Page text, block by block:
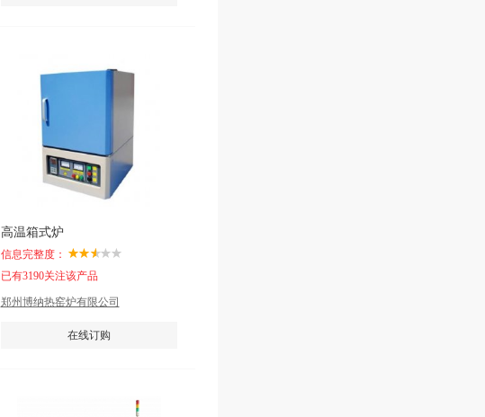
高温箱式炉
信息完整度：
已有3190关注该产品
郑州博纳热窑炉有限公司
在线订购